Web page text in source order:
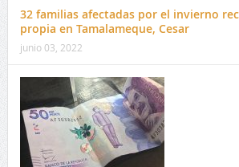
32 familias afectadas por el invierno
propia en Tamalameque, Cesar
junio 03, 2022